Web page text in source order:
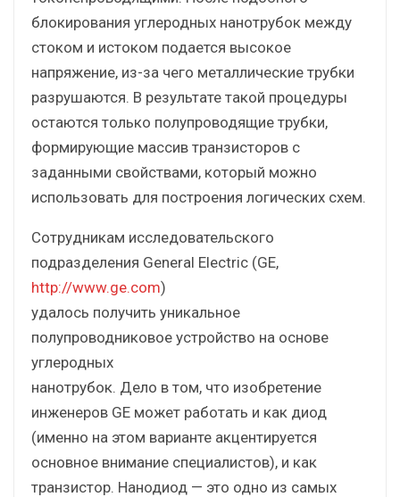
блокирования углеродных нанотрубок между
стоком и истоком подается высокое
напряжение, из-за чего металлические трубки
разрушаются. В результате такой процедуры
остаются только полупроводящие трубки,
формирующие массив транзисторов с
заданными свойствами, который можно
использовать для построения логических схем.
Сотрудникам исследовательского
подразделения General Electric (GE,
http://www.ge.com)
удалось получить уникальное
полупроводниковое устройство на основе
углеродных
нанотрубок. Дело в том, что изобретение
инженеров GE может работать и как диод
(именно на этом варианте акцентируется
основное внимание специалистов), и как
транзистор. Нанодиод — это одно из самых